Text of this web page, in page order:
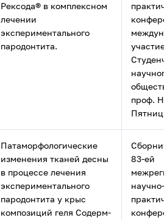
Рексода® в комплексном
лечении
экспериментального
пародонтита.
проф.
Патаморфологические
изменения тканей десны
в процессе лечения
экспериментального
пародонтита у крыс
композиций геля Содерм-
83-ей
научно-